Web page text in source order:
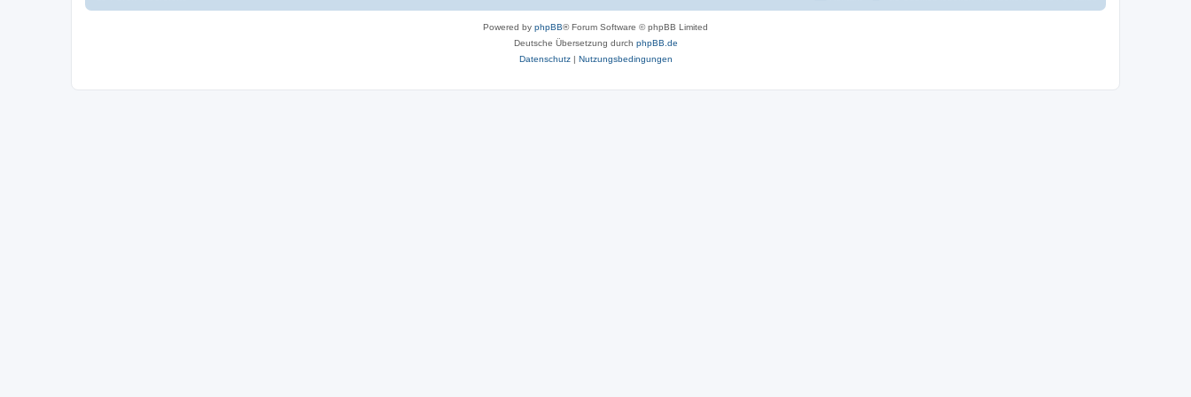
Powered by phpBB® Forum Software © phpBB Limited
Deutsche Übersetzung durch phpBB.de
Datenschutz| Nutzungsbedingungen